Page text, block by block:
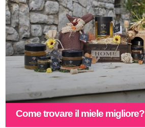
Come trovare il miele migliore?